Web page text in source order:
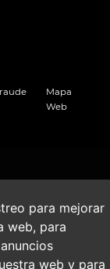
para mejorar
web, para
web y para
Mapa
Web